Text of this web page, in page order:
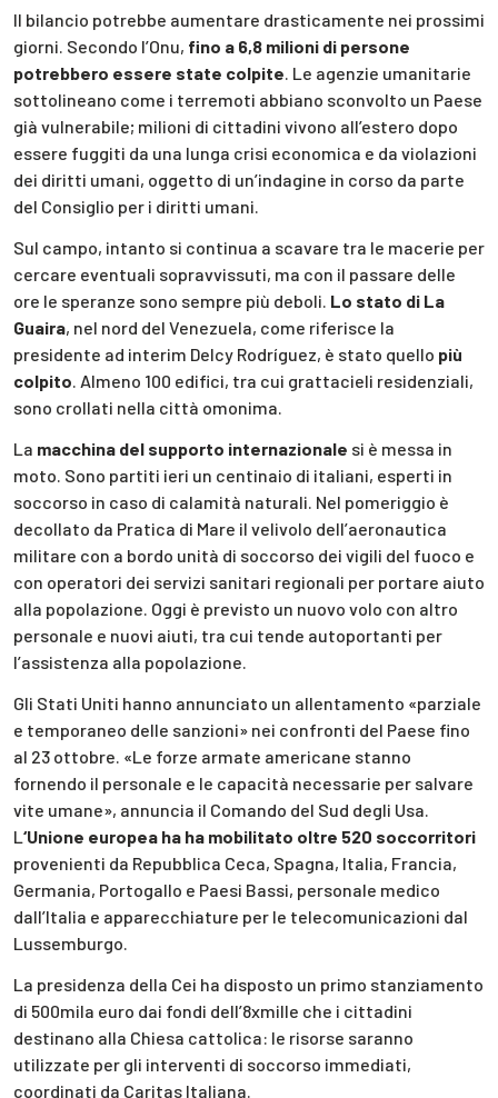
Il bilancio potrebbe aumentare drasticamente nei prossimi
giorni. Secondo l’Onu, fino a 6,8 milioni di persone
potrebbero essere state colpite. Le agenzie umanitarie
sottolineano come i terremoti abbiano sconvolto un Paese
già vulnerabile; milioni di cittadini vivono all’estero dopo
essere fuggiti da una lunga crisi economica e da violazioni
dei diritti umani, oggetto di un’indagine in corso da parte
del Consiglio per i diritti umani.
Sul campo, intanto si continua a scavare tra le macerie per
cercare eventuali sopravvissuti, ma con il passare delle
ore le speranze sono sempre più deboli. Lo stato di La
Guaira, nel nord del Venezuela, come riferisce la
presidente ad interim Delcy Rodríguez, è stato quello più
colpito. Almeno 100 edifici, tra cui grattacieli residenziali,
sono crollati nella città omonima.
La macchina del supporto internazionale si è messa in
moto. Sono partiti ieri un centinaio di italiani, esperti in
soccorso in caso di calamità naturali. Nel pomeriggio è
decollato da Pratica di Mare il velivolo dell’aeronautica
militare con a bordo unità di soccorso dei vigili del fuoco e
con operatori dei servizi sanitari regionali per portare aiuto
alla popolazione. Oggi è previsto un nuovo volo con altro
personale e nuovi aiuti, tra cui tende autoportanti per
l’assistenza alla popolazione.
Gli Stati Uniti hanno annunciato un allentamento «parziale
e temporaneo delle sanzioni» nei confronti del Paese fino
al 23 ottobre. «Le forze armate americane stanno
fornendo il personale e le capacità necessarie per salvare
vite umane», annuncia il Comando del Sud degli Usa.
L ‘Unione europea ha ha mobilitato oltre 520 soccorritori
provenienti da Repubblica Ceca, Spagna, Italia, Francia,
Germania, Portogallo e Paesi Bassi, personale medico
dall’Italia e apparecchiature per le telecomunicazioni dal
Lussemburgo.
La presidenza della Cei ha disposto un primo stanziamento
di 500mila euro dai fondi dell’8xmille che i cittadini
destinano alla Chiesa cattolica: le risorse saranno
utilizzate per gli interventi di soccorso immediati,
coordinati da Caritas Italiana.